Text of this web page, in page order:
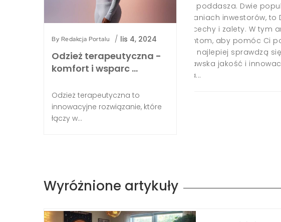
By Redakcja Portalu / lis 4, 2024
Odzież terapeutyczna -
komfort i wsparc …
Odzież terapeutyczna to
innowacyjne rozwiązanie, które
łączy w...
popularne marki, które często pojawiają się
to Dakea i Fakro. Każda z nich ma swoje
Ci podjąć świadomą decyzję, które okna
się w Twoim domu. Dakea -
Dakea to stosunkowo młoda
posesji. Jednym z
które łączą
decyzji o ich
faktycznie
bliżej temu
panelowego
Wyróżnione artykuły